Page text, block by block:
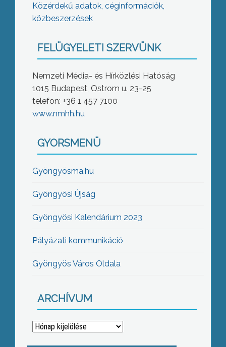
Közérdekű adatok, céginformációk,
közbeszerzések
FELÜGYELETI SZERVÜNK
Nemzeti Média- és Hírközlési Hatóság
1015 Budapest, Ostrom u. 23-25
telefon: +36 1 457 7100
www.nmhh.hu
GYORSMENÜ
Gyöngyösma.hu
Gyöngyösi Újság
Gyöngyösi Kalendárium 2023
Pályázati kommunikáció
Gyöngyös Város Oldala
ARCHÍVUM
Archívum